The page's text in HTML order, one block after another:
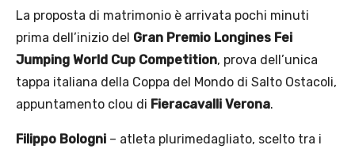
La proposta di matrimonio è arrivata pochi minuti
prima dell’inizio del Gran Premio Longines Fei
Jumping World Cup Competition, prova dell’unica
tappa italiana della Coppa del Mondo di Salto Ostacoli,
appuntamento clou di Fieracavalli Verona.
Filippo Bologni – atleta plurimedagliato, scelto tra i